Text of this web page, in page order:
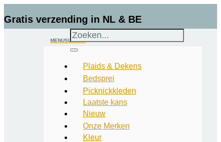
Gratis verzending in NL & BE
Voor 22:00u besteld = vandaag verzonden
Uniek duurzaam assortiment
Beoordeeld met een 9
MENUSLUITEN
Plaids & Dekens
Bedsprei
Picknickkleden
Laatste kans
Nieuw
Onze Merken
Kleur
Plaids & Dekens → Dekens & plaids groen
McNutt – Wollen Plaid – Geblokt – Bos
McNutt – Wollen Plaid – Geblokt –
Bos